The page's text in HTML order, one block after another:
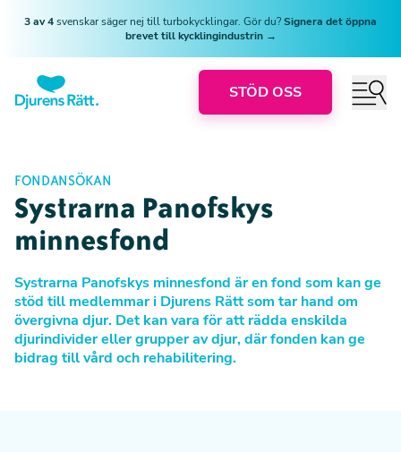
3 av 4svenskar säger nej till turbokycklingar. Gör du?Signera det öppna
brevet till kycklingindustrin →
STÖD OSS
FONDANSÖKAN
Systrarna Panofskys
minnesfond
Systrarna Panofskys minnesfond är en fond som kan ge
stöd till medlemmar i Djurens Rätt som tar hand om
övergivna djur. Det kan vara för att rädda enskilda
djurindivider eller grupper av djur, där fonden kan ge
bidrag till vård och rehabilitering.